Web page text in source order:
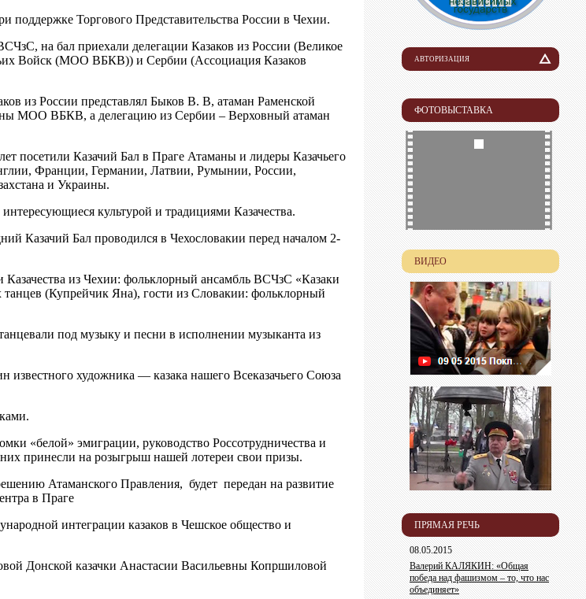
поддержке Торгового Представительства России в Чехии.
на бал приехали делегации Казаков из России (Великое
Войск (МОО ВБКВ)) и Сербии (Ассоциация Казаков
из России представлял Быков В. В, атаман Раменской
МОО ВБКВ, а делегацию из Сербии – Верховный атаман
посетили Казачий Бал в Праге Атаманы и лидеры Казачьего
Франции, Германии, Латвии, Румынии, России,
и Украины.
культурой и традициями Казачества.
Казачий Бал проводился в Чехословакии перед началом 2-
из Чехии: фольклорный ансамбль ВСЧзС «Казаки
(Купрейчик Яна), гости из Словакии: фольклорный
под музыку и песни в исполнении музыканта из
известного художника — казака нашего Всеказачьего Союза
«белой» эмиграции, руководство Россотрудничества и
принесли на розыгрыш нашей лотереи свои призы.
Атаманского Правления, будет передан на развитие
в Праге
интеграции казаков в Чешское общество и
Донской казачки Анастасии Васильевны Копршиловой
АВТОРИЗАЦИЯ
Логин
Пароль
ФОТОВЫСТАВКА
ВИДЕО
ПРЯМАЯ РЕЧЬ
08.05.2015
Валерий КАЛЯКИН: «Общая
победа над фашизмом – то, что нас
объединяет»